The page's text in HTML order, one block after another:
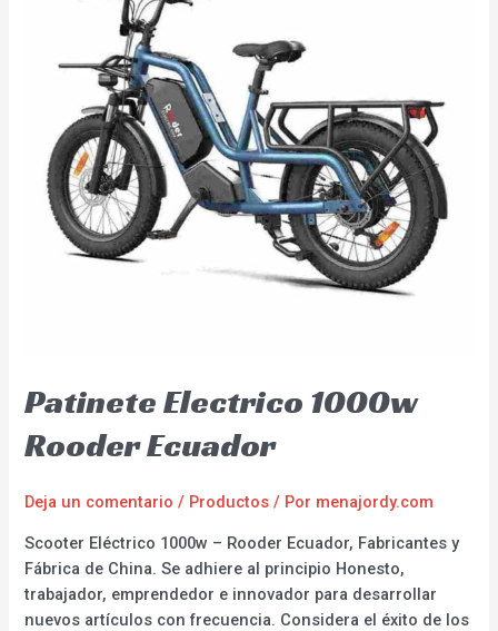
Patinete Electrico 1000w
Rooder Ecuador
Deja un comentario / Productos / Por menajordy.com
Scooter Eléctrico 1000w – Rooder Ecuador, Fabricantes y
Fábrica de China. Se adhiere al principio Honesto,
trabajador, emprendedor e innovador para desarrollar
nuevos artículos con frecuencia. Considera el éxito de los